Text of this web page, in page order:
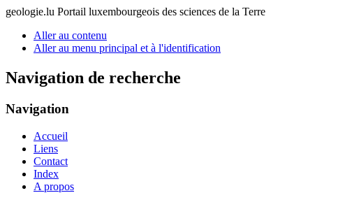
geologie.lu Portail luxembourgeois des sciences de la Terre
Aller au contenu
Aller au menu principal et à l'identification
Navigation de recherche
Navigation
Accueil
Liens
Contact
Index
A propos